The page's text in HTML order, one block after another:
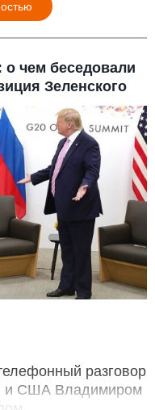
о чем беседовали
Зеленского
разговор
и США Владимиром